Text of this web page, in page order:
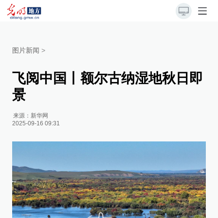
图片新闻 >
飞阅中国丨额尔古纳湿地秋日即
景
来源： 新华网
2025-09-16 09:31